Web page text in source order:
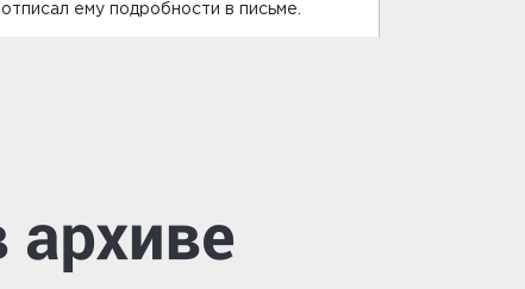
ему подробности в письме.